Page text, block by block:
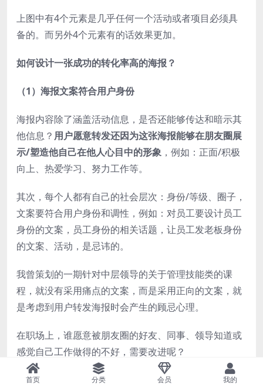
上图中有4个元素是几乎任何一个活动或者项目必须具
备的。而另外4个元素有的话效果更加。
如何设计一张成功的转化率高的海报？
（1）海报文案符合用户身份
海报内容除了涵盖活动信息，是否还能够传达和暗示其
他信息？ 用户愿意转发还因为这张海报能够在朋友圈展
示/塑造他自己在他人心目中的形象 ，例如：正面/积极
向上、热爱学习、努力工作等。
其次，每个人都有自己的社会层次：身份/等级、圈子，
文案要符合用户身份和调性，例如：对员工要设计员工
身份的文案，员工身份的相关话题，让员工发老板身份
的文案、活动，是忌讳的。
我曾策划的一期针对中层领导的关于管理技能类的课
程，就没有采用痛点的文案，而是采用正向的文案，就
是考虑到用户转发海报时会产生的顾忌心理。
在职场上，谁愿意被朋友圈的好友、同事、领导知道或
感觉自己工作做得的不好，需要改进呢？
但是却会愿意让大家看到我想学到更多方法技能，来让
首页 分类 会员 我的